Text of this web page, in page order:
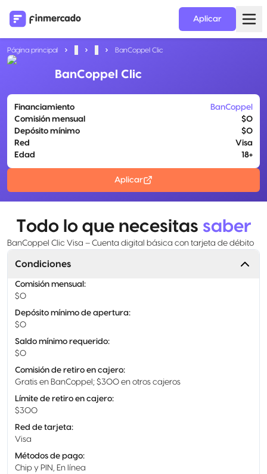
Aplicar
Página principal BanCoppel Clic
BanCoppel Clic
Financiamiento
BanCoppel
Comisión mensual
$0
Depósito mínimo
$0
Red
Visa
Edad
18+
Aplicar
Todo lo que necesitas saber
BanCoppel Clic Visa – Cuenta digital básica con tarjeta de débito
Condiciones
Comisión mensual :
$0
Depósito mínimo de apertura:
$0
Saldo mínimo requerido:
$0
Comisión de retiro en cajero:
Gratis en BanCoppel; $300 en otros cajeros
Límite de retiro en cajero:
$300
Red de tarjeta:
Visa
Métodos de pago:
Chip y PIN, En línea